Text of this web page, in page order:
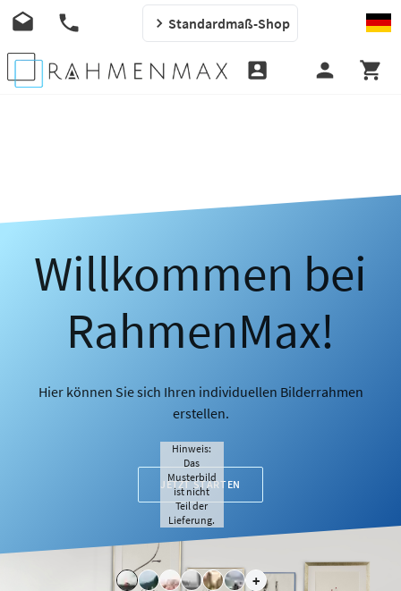
Standardmaß-Shop
Willkommen bei
RahmenMax!
Hier können Sie sich Ihren individuellen Bilderrahmen
erstellen.
JETZT STARTEN
+
Hinweis:
Das
Musterbild
ist nicht
Teil der
Lieferung.